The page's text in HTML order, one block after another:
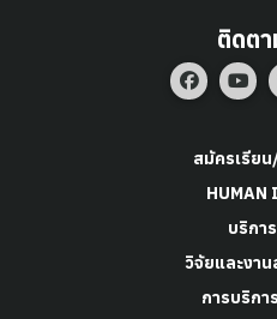
ติดตา
สมัครเรีย
บริกา
วิจัยและงา
การบริกา